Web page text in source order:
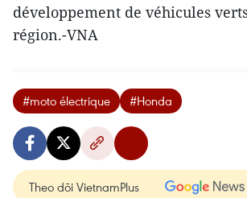
développement de véhicules
région.-VNA
#moto électrique #Honda
Theo dõi VietnamPlus